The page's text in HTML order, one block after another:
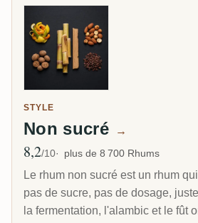
STYLE
Non sucré →
Note moyenne
8,2/10 plus de 8 700 Rhums
Le rhum non sucré est un rhum
pas de sucre, pas de dosage,
la fermentation, l'alambic et le fût